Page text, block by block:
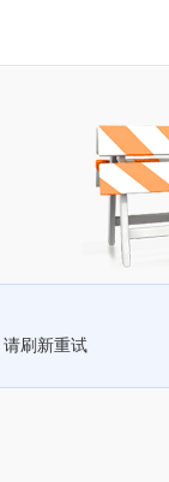
刷新重试